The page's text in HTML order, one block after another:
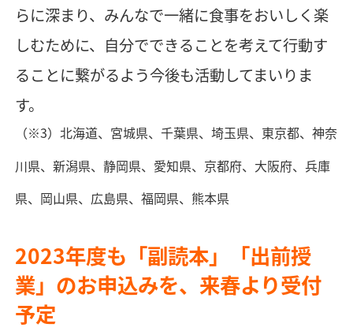
らに深まり、みんなで一緒に食事をおいしく楽
しむために、自分でできることを考えて行動す
ることに繋がるよう今後も活動してまいりま
す。
（※3）北海道、宮城県、千葉県、埼玉県、東京都、神奈
川県、新潟県、静岡県、愛知県、京都府、大阪府、兵庫
県、岡山県、広島県、福岡県、熊本県
2023年度も「副読本」「出前授
業」のお申込みを、来春より受付
予定